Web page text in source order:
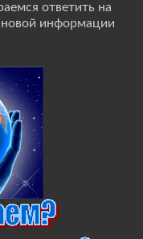
ответить на
информации